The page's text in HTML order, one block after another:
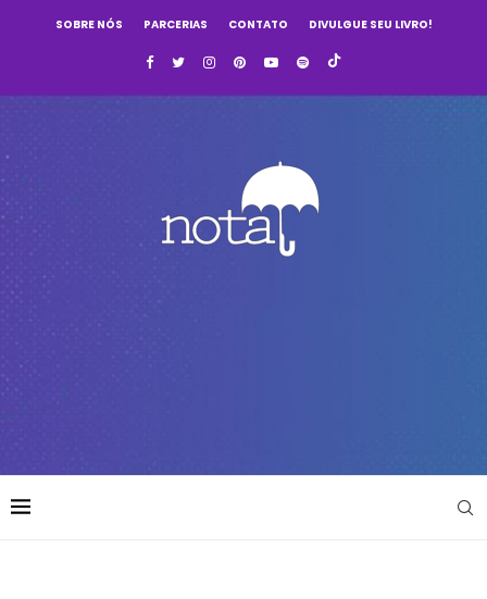
SOBRE NÓS PARCERIAS CONTATO DIVULGUE SEU LIVRO!